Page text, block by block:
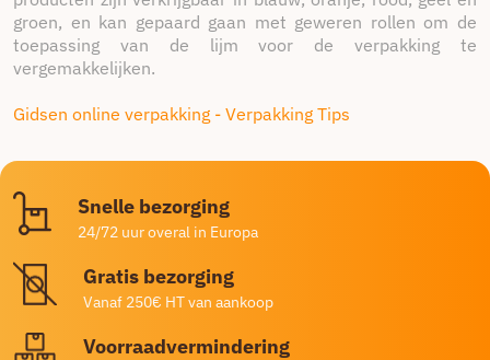
groen, en kan gepaard gaan met geweren rollen om de
toepassing van de lijm voor de verpakking te
vergemakkelijken.
Gidsen online verpakking - Verpakking Tips
Snelle bezorging
24/72 uur overal in Europa
Gratis bezorging
Vanaf 250€ HT van aankoop
Voorraadvermindering